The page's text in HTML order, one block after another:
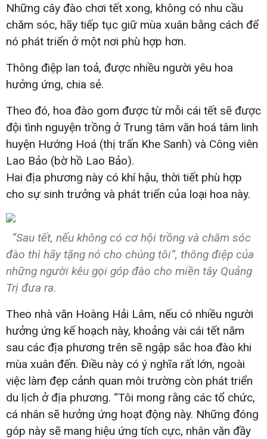
Những cây đào chơi tết xong, không có nhu cầu
chăm sóc, hãy tiếp tục giữ mùa xuân bằng cách để
nó phát triển ở một nơi phù hợp hơn.
Thông điệp lan toả, được nhiều người yêu hoa
hưởng ứng, chia sẻ.
Theo đó, hoa đào gom được từ mỗi cái tết sẽ được
đội tình nguyện trồng ở Trung tâm văn hoá tâm linh
huyện Hướng Hoá (thị trấn Khe Sanh) và Công viên
Lao Bảo (bờ hồ Lao Bảo).
Hai địa phương này có khí hậu, thời tiết phù hợp
cho sự sinh trưởng và phát triển của loại hoa này.
“Sau tết, nếu không có cơ hội trồng và chăm sóc
đào thì hãy tặng nó cho chúng tôi”, thông điệp của
những người kêu gọi góp đào cho miền tây Quảng
Trị đưa ra.
Theo nhà văn Hoàng Hải Lâm, nếu có nhiều người
hưởng ứng kế hoạch này, khoảng vài cái tết năm
sau các địa phương trên sẽ ngập sắc hoa đào khi
mùa xuân đến. Điều này có ý nghĩa rất lớn, ngoài
việc làm đẹp cảnh quan môi trường còn phát triển
du lịch ở địa phương. “Tôi mong rằng các tổ chức,
cá nhân sẽ hưởng ứng hoạt động này. Những đóng
góp này sẽ mang hiệu ứng tích cực, nhân văn đầy